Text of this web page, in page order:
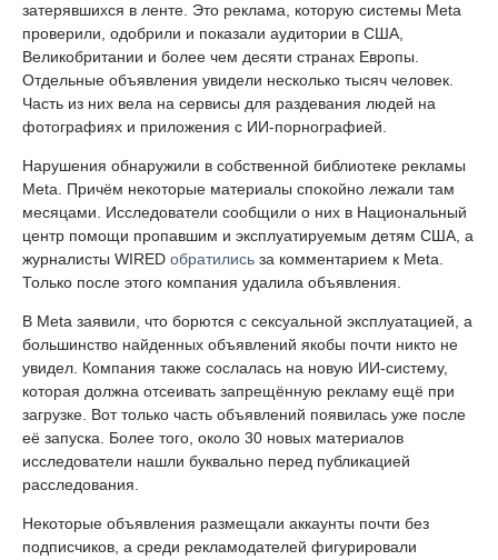
затерявшихся в ленте. Это реклама, которую системы Meta
проверили, одобрили и показали аудитории в США,
Великобритании и более чем десяти странах Европы.
Отдельные объявления увидели несколько тысяч человек.
Часть из них вела на сервисы для раздевания людей на
фотографиях и приложения с ИИ-порнографией.
Нарушения обнаружили в собственной библиотеке рекламы
Meta. Причём некоторые материалы спокойно лежали там
месяцами. Исследователи сообщили о них в Национальный
центр помощи пропавшим и эксплуатируемым детям США, а
журналисты WIRED обратились за комментарием к Meta.
Только после этого компания удалила объявления.
В Meta заявили, что борются с сексуальной эксплуатацией, а
большинство найденных объявлений якобы почти никто не
увидел. Компания также сослалась на новую ИИ-систему,
которая должна отсеивать запрещённую рекламу ещё при
загрузке. Вот только часть объявлений появилась уже после
её запуска. Более того, около 30 новых материалов
исследователи нашли буквально перед публикацией
расследования.
Некоторые объявления размещали аккаунты почти без
подписчиков, а среди рекламодателей фигурировали